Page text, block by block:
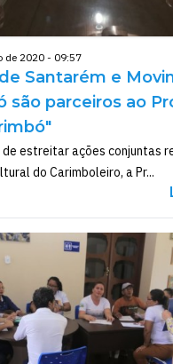
de 2020 - 09:57
Santarém e
são parceiros ao
estreitar ações conjuntas
do Carimboleiro, a Pr...